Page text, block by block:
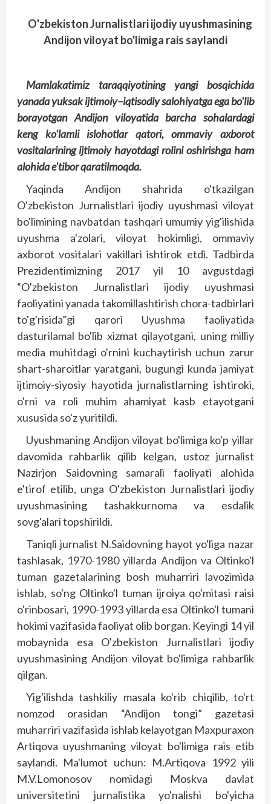
O'zbekiston Jurnalistlari ijodiy uyushmasining
Andijon viloyat bo'limiga rais saylandi
Mamlakatimiz taraqqiyotining yangi
bosqichida
yanadayuksakijtimoiy–iqtisodiysalohiyatgaegabo'lib
borayotgan Andijon viloyatida barcha sohalardagi
keng ko'lamli islohotlar qatori,ommaviy axborot
vositalarining ijtimoiy hayotdagi rolini oshirishga ham
alohidae'tiborqaratilmoqda.
Yaqinda Andijon shahrida o'tkazilgan
O'zbekiston Jurnalistlari ijodiy uyushmasi viloyat
bo'limining navbatdan tashqari umumiy yig'ilishida
uyushma a'zolari, viloyat hokimligi, ommaviy
axborot vositalari vakillari ishtirok etdi. Tadbirda
Prezidentimizning 2017 yil 10 avgustdagi
“O'zbekiston Jurnalistlari ijodiy uyushmasi
faoliyatini yanada takomillashtirish chora-tadbirlari
to'g'risida”gi qarori Uyushma faoliyatida
dasturilamal bo'lib xizmat qilayotgani, uning milliy
media muhitdagi o'rnini kuchaytirish uchun zarur
shart-sharoitlar yaratgani, bugungi kunda jamiyat
ijtimoiy-siyosiy hayotida jurnalistlarning ishtiroki,
o'rni va roli muhim ahamiyat kasb etayotgani
xususida so'z yuritildi.
Uyushmaning Andijon viloyat bo'limiga ko'p yillar
davomida rahbarlik qilib kelgan, ustoz jurnalist
Nazirjon Saidovning samarali faoliyati alohida
e'tirof etilib, unga O'zbekiston Jurnalistlari ijodiy
uyushmasining tashakkurnoma va esdalik
sovg'alari topshirildi.
Taniqli jurnalist N.Saidovning hayot yo'liga nazar
tashlasak, 1970-1980 yillarda Andijon va Oltinko'l
tuman gazetalarining bosh muharriri lavozimida
ishlab, so'ng Oltinko'l tuman ijroiya qo'mitasi raisi
o'rinbosari, 1990-1993 yillarda esa Oltinko'l tumani
hokimi vazifasida faoliyat olib borgan. Keyingi 14 yil
mobaynida esa O'zbekiston Jurnalistlari ijodiy
uyushmasining Andijon viloyat bo'limiga rahbarlik
qilgan.
Yig'ilishda tashkiliy masala ko'rib chiqilib, to'rt
nomzod orasidan “Andijon tongi” gazetasi
muharriri vazifasida ishlab kelayotgan Maxpuraxon
Artiqova uyushmaning viloyat bo'limiga rais etib
saylandi. Ma'lumot uchun: M.Artiqova 1992 yili
M.V.Lomonosov nomidagi Mos­kva davlat
universitetini jurnalistika yo'nalishi bo'yicha